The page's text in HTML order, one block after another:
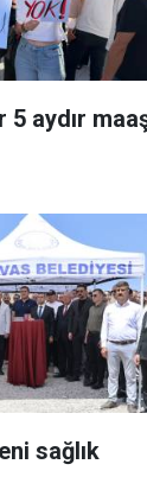
aydır
sağlık